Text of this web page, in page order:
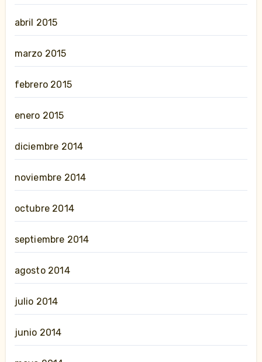
abril 2015
marzo 2015
febrero 2015
enero 2015
diciembre 2014
noviembre 2014
octubre 2014
septiembre 2014
agosto 2014
julio 2014
junio 2014